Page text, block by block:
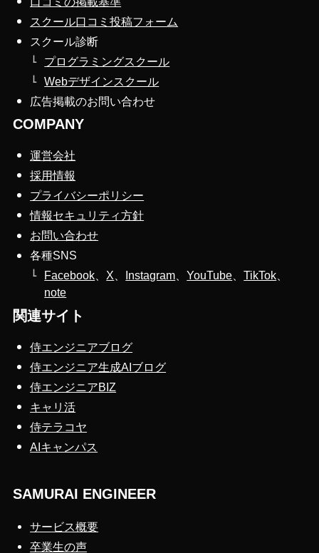
スクール口コミ投稿フォーム
スクール診断
プログラミングスクール
Webデザインスクール
広告掲載のお問い合わせ
COMPANY
運営会社
採用情報
プライバシーポリシー
情報セキュリティ方針
お問い合わせ
各種SNS
Facebook
X Instagram 、YouTube 、TikTok
note
関連サイト
侍エンジニアブログ
侍エンジニア生成AIブログ
侍エンジニアBIZ
キャリ活
侍テラコヤ
AIキャンパス
SAMURAI ENGINEER
サービス概要
卒業生の声